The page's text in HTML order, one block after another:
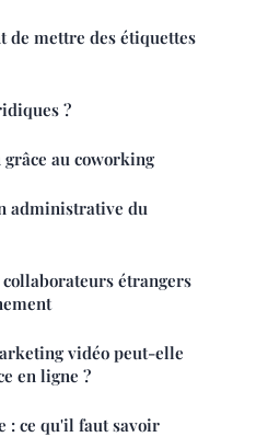
mettre des étiquettes
?
au coworking
administrative du
étrangers
vidéo peut-elle
en ligne ?
: ce qu'il faut savoir